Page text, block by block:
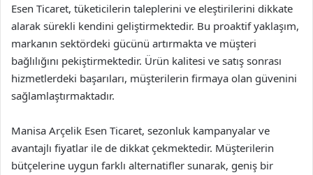
Esen Ticaret, tüketicilerin taleplerini ve eleştirilerini dikkate
alarak sürekli kendini geliştirmektedir. Bu proaktif yaklaşım,
markanın sektördeki gücünü artırmakta ve müşteri
bağlılığını pekiştirmektedir. Ürün kalitesi ve satış sonrası
hizmetlerdeki başarıları, müşterilerin firmaya olan güvenini
sağlamlaştırmaktadır.
Manisa Arçelik Esen Ticaret, sezonluk kampanyalar ve
avantajlı fiyatlar ile de dikkat çekmektedir. Müşterilerin
bütçelerine uygun farklı alternatifler sunarak, geniş bir